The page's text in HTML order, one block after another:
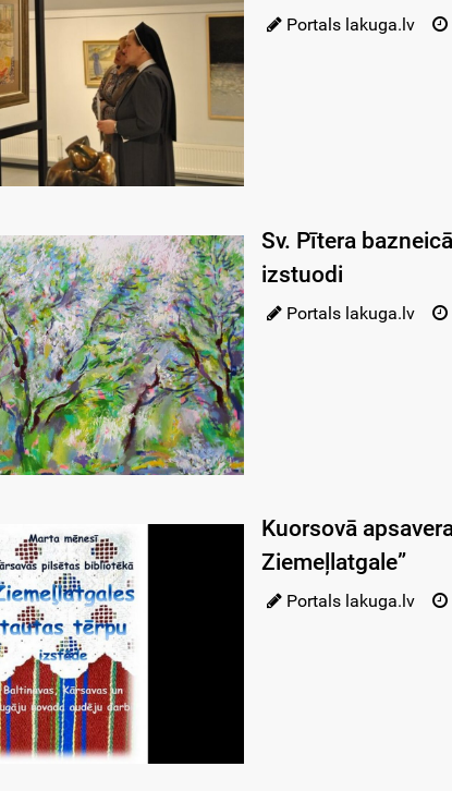
Portals lakuga.lv
Sv. Pītera
izstuodi
Portals lakuga.lv
Kuorsovā
Ziemeļlatgale”
Portals lakuga.lv